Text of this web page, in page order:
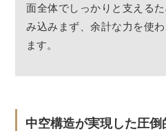
面全体でしっかりと支える
み込みまず、余計な力を使
ます。
中空構造が実現した圧倒